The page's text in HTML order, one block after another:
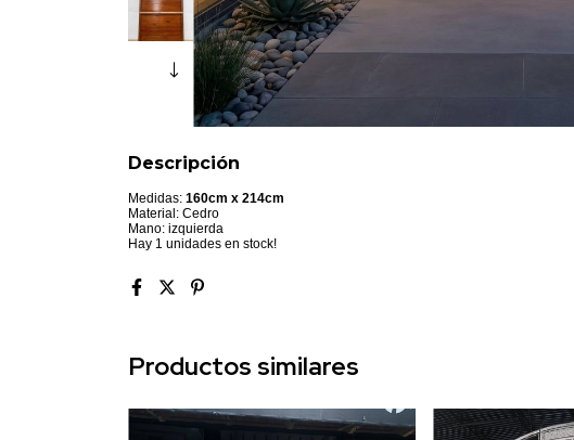
Descripción
Medidas: 160cm x 214cm
Material: Cedro
Mano: izquierda
Hay 1 unidades en stock!
Productos similares